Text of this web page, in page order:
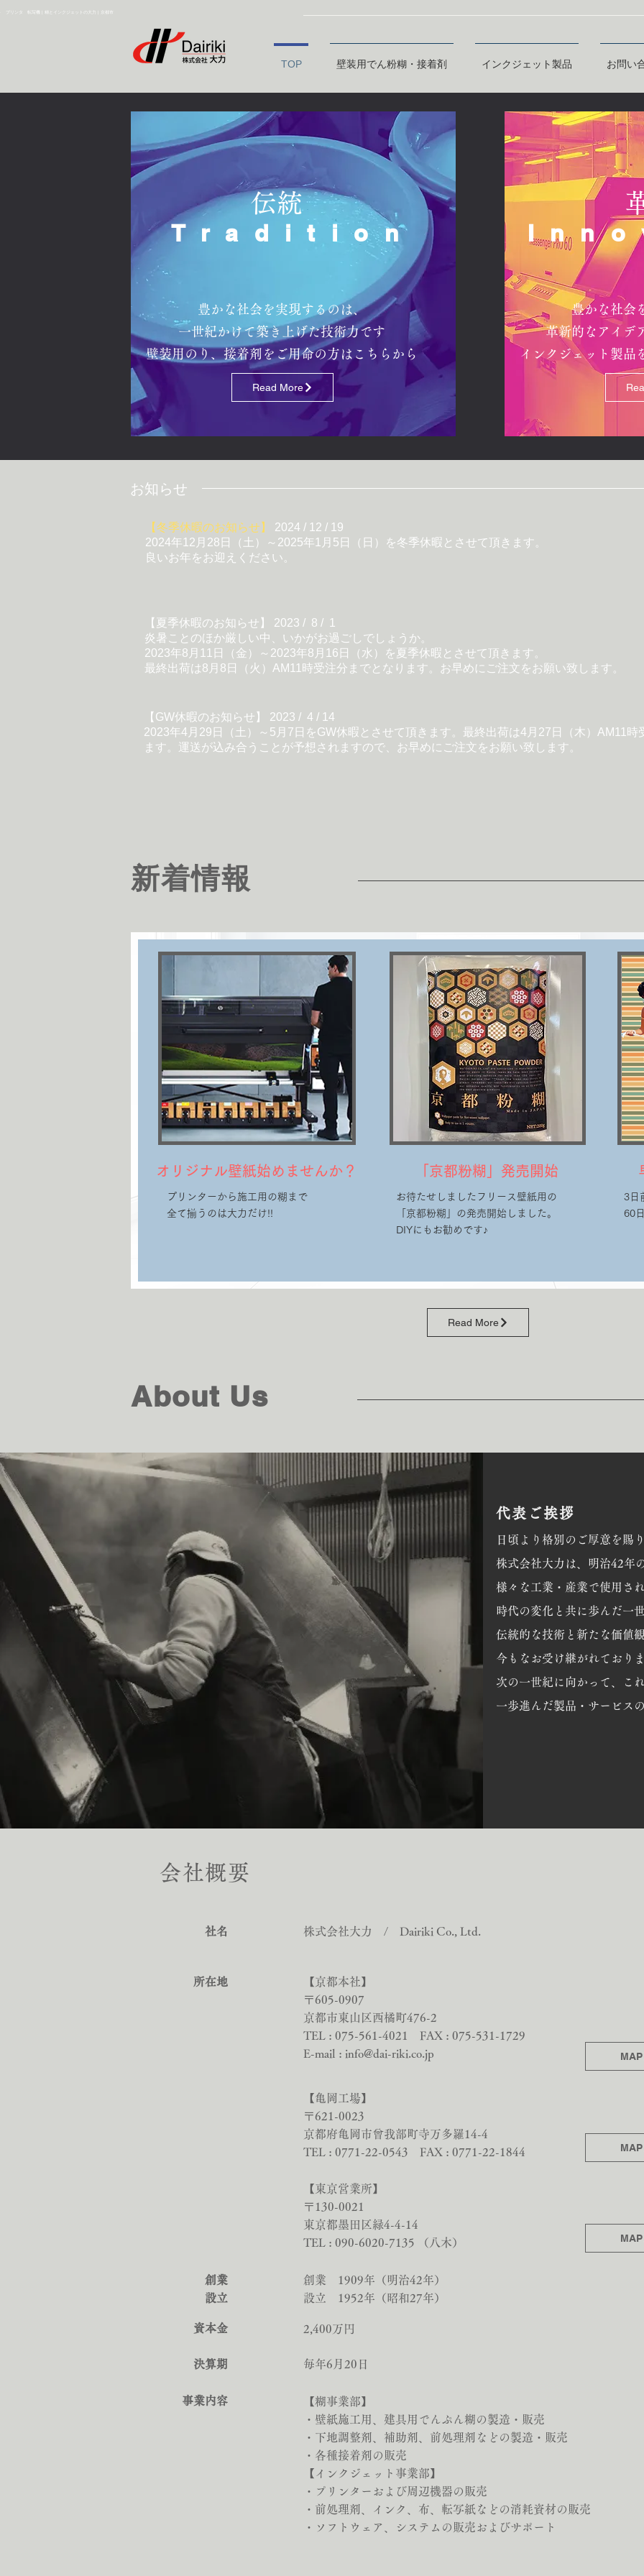
リンタ 転写機 | 糊とインクジェットの大力 | 京都市
TOP 壁装用でん粉糊・接着剤 インクジェット製品 お問い
Read More
​伝統
Tradition
豊かな社会を実現するのは、
一世紀かけて築き上げた技術力です
​壁装用のり、接着剤をご用命の方はこちらから
豊かな社会
革新的なアイデ
インクジェット製品
​お知らせ
【冬季休暇のお知らせ】
2024 / 12 / 19
2024年12月28日（土）～2025年1月5日（日）を冬季休暇とさせて頂きます。
良いお年をお迎えください。
【夏季休暇のお知らせ】 2023 / 8 / 1
炎暑ことのほか厳しい中、いかがお過ごしでしょうか。
2023年8月11日（金）～2023年8月16日（水）を夏季休暇とさせて頂きます。
最終出荷は8月8日（火）AM11時受注分までとなります。お早めにご注文をお願い致します。
【GW休暇のお知らせ】 2023 / 4 / 14
2023年4月29日（土）～5月7日をGW休暇とさせて頂きます。最終出荷は4月27日（木）AM11時
ます。運送が込み合うことが予想されますので、お早めにご注文をお願い致します。
新着情報
オリジナル壁紙始めませんか？
プリンターから施工用の糊まで
​全て揃うのは大力だけ!!
​「京都粉糊」発売開始
お待たせしましたフリース壁紙用の
「京都粉糊」の発売開始しました。
DIYにもお勧めです♪
3日
​60
Read More
About Us
代表ご挨拶
日頃より格別のご厚意を賜
株式会社大力は、明治42年
様々な工業・産業で使用さ
時代の変化と共に歩んだ一
伝統的な技術と新たな価値
今もなお受け継がれておりま
次の一世紀に向かって、こ
一歩進んだ製品・サービス
会社概要
​社名
​所在地
​創業
​設立
資本金
決算期
事業内容
株式会社大力 / Dairiki Co., Ltd.
【京都本社】
〒605-0907
京都市東山区西橘町476-2
TEL : 075-561-4021 FAX : 075-531-1729
E-mail : info@dai-riki.co.jp MAP
【亀岡工場】
〒621-0023
京都府亀岡市曾我部町寺万多羅14-4
TEL : 0771-22-0543 FAX : 0771-22-1844
MAP
【東京営業所】
〒130-0021
東京都墨田区緑4-4-14
TEL : 090-6020-7135 （八木）
MAP
​創業 1909年（明治42年）
設立 1952年（昭和27年）
2,400万円
毎年6月20日
【糊事業部】
・壁紙施工用、建具用でんぷん糊の製造・販売
・下地調整剤、補助剤、前処理剤などの製造・販売
・各種接着剤の販売
​【インクジェット事業部】
・プリンターおよび周辺機器の販売
・前処理剤、インク、布、転写紙などの消耗資材の販売
​・ソフトウェア、システムの販売およびサポート